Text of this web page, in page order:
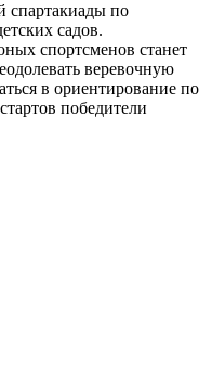
спартакиады по
садов.
спортсменов станет
веревочную
в ориентирование по
победители